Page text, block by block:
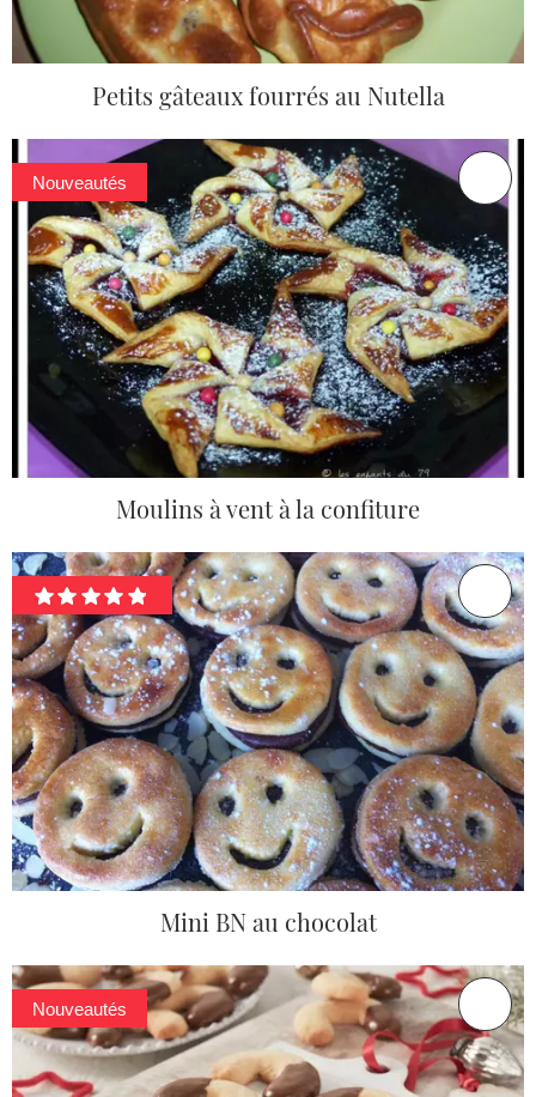
Petits gâteaux fourrés au Nutella
Nouveautés
Moulins à vent à la confiture
Mini BN au chocolat
Nouveautés